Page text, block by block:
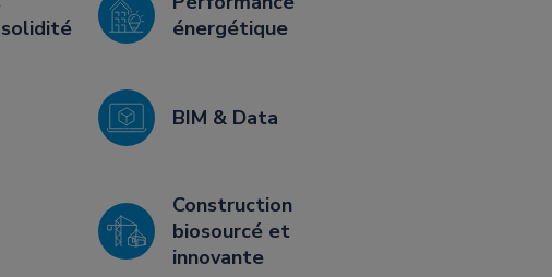
énergétique
BIM & Data
Construction
biosourcé et
innovante